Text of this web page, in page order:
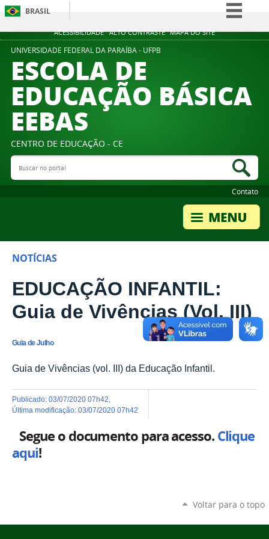
ACESSIBILIDADE ALTO CONTRASTE MAPA DO SITE
BRASIL
Simplifique!
Acesso à informação
Legislação
UNIVERSIDADE FEDERAL DA PARAÍBA - UFPB
ESCOLA DE
EDUCAÇÃO BÁSICA
EEBAS
CENTRO DE EDUCAÇÃO - CE
Buscar no portal
Contato
NOTÍCIAS
EDUCAÇÃO INFANTIL:
Guia de Vivências (Vol. III)
Guia de Julho
Guia de Vivências (vol. III) da Educação Infantil.
publicado: 03/07/2020 07h42
última modificação: 03/07/2020 07h42
Segue o documento para acesso. Clique
aqui!
Voltar para o topo